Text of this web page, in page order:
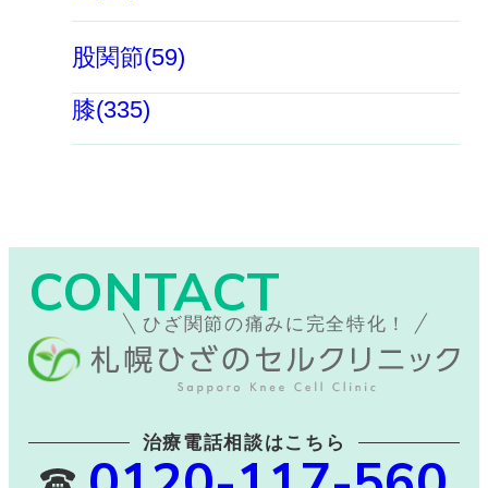
股関節(59)
膝(335)
CONTACT
ひざ関節の痛みに完全特化！
治療電話相談はこちら